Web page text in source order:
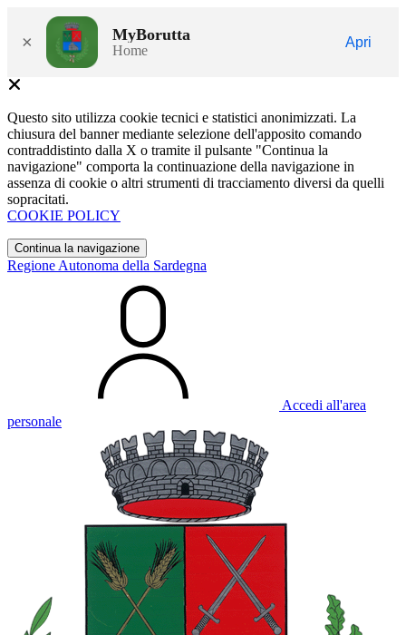
× MyBorutta
Home
Apri
Questo sito utilizza cookie tecnici e statistici anonimizzati. La
chiusura del banner mediante selezione dell'apposito comando
contraddistinto dalla X o tramite il pulsante "Continua la
navigazione" comporta la continuazione della navigazione in
assenza di cookie o altri strumenti di tracciamento diversi da quelli
sopracitati.
COOKIE POLICY
Continua la navigazione
Regione Autonoma della Sardegna
Accedi all'area
personale